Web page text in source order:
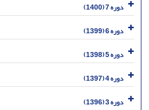
دوره 7 (1400)
دوره 6 (1399)
دوره 5 (1398)
دوره 4 (1397)
دوره 3 (1396)